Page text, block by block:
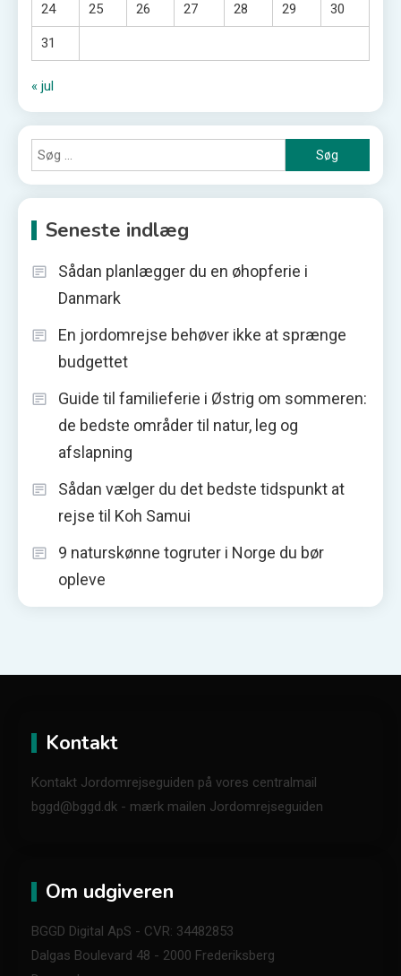
24 25 26 27 28 29 30
31
« jul
efter:
Seneste indlæg
Sådan planlægger du en øhopferie i
Danmark
En jordomrejse behøver ikke at sprænge
budgettet
Guide til familieferie i Østrig om sommeren:
de bedste områder til natur, leg og
afslapning
Sådan vælger du det bedste tidspunkt at
rejse til Koh Samui
9 naturskønne togruter i Norge du bør
opleve
Kontakt
Kontakt Jordomrejseguiden på vores centralmail
bggd@bggd.dk - mærk mailen Jordomrejseguiden
Om udgiveren
BGGD Digital ApS - CVR: 34482853
Dalgas Boulevard 48 - 2000 Frederiksberg